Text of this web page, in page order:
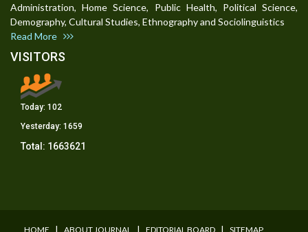
Administration, Home Science, Public Health, Political Science,
Demography, Cultural Studies, Ethnography and Sociolinguistics
Read More
VISITORS
Today: 102
Yesterday: 1659
Total: 1663621
HOME I ABOUT JOURNAL I EDITORIAL BOARD I SITEMAP